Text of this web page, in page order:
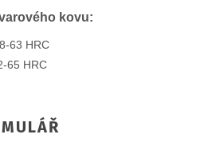
kovu:
63 HRC
65 HRC